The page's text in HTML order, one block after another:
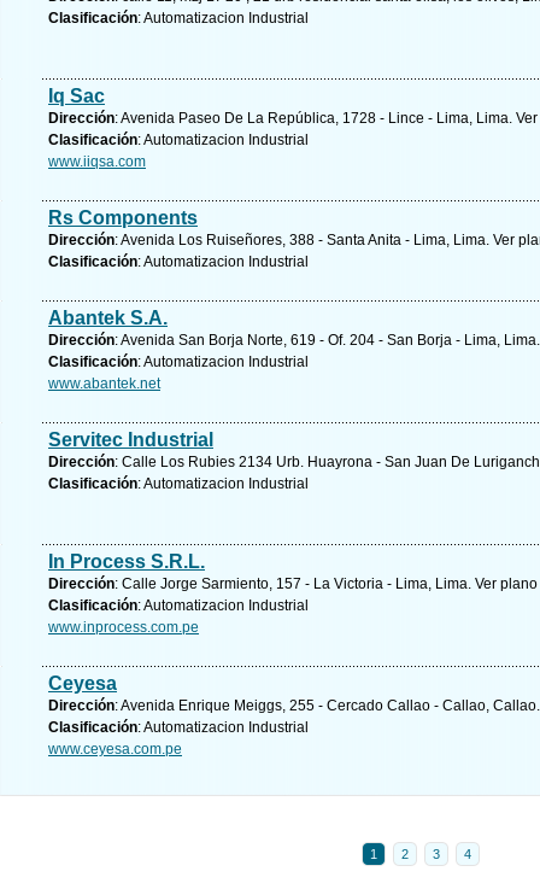
Clasificación: Automatizacion Industrial
Iq Sac
Dirección: Avenida Paseo De La República, 1728 - Lince - Lima, Lima.
Clasificación: Automatizacion Industrial
www.iiqsa.com
Rs Components
Dirección: Avenida Los Ruiseñores, 388 - Santa Anita - Lima, Lima. Ver
Clasificación: Automatizacion Industrial
Abantek S.A.
Dirección: Avenida San Borja Norte, 619 - Of. 204 - San Borja - Lima,
Clasificación: Automatizacion Industrial
www.abantek.net
Servitec Industrial
Dirección: Calle Los Rubies 2134 Urb. Huayrona - San Juan De
Clasificación: Automatizacion Industrial
In Process S.R.L.
Dirección: Calle Jorge Sarmiento, 157 - La Victoria - Lima, Lima. Ver plano
Clasificación: Automatizacion Industrial
www.inprocess.com.pe
Ceyesa
Dirección: Avenida Enrique Meiggs, 255 - Cercado Callao - Callao,
Clasificación: Automatizacion Industrial
www.ceyesa.com.pe
1 2 3 4